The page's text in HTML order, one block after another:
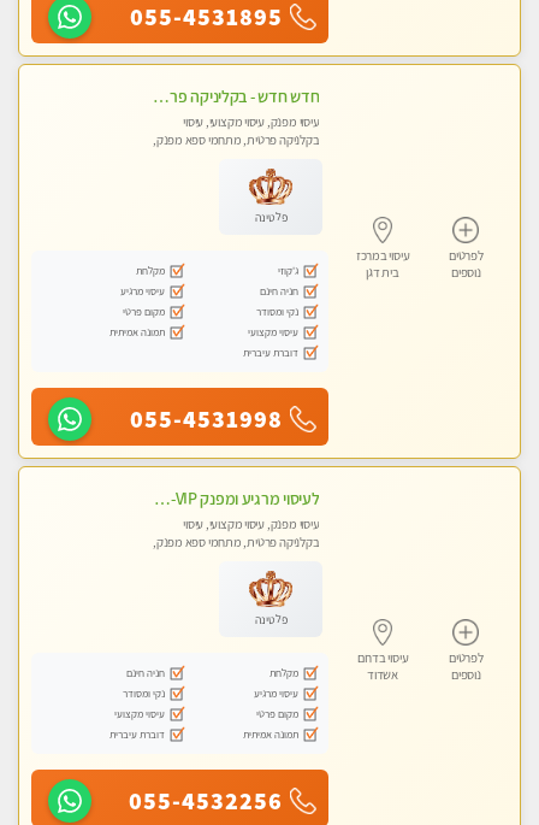
055-4531895
לפרטים
נוספים
עיסוי במרכז
בית דגן
חדש חדש - בקליניקה פרטית בבת ים עיסוי לחידוש אנרגיות עיסוי מקצועי מומלץ מאוד ללא מין !!
עיסוי מפנק, עיסוי מקצועי, עיסוי
בקלניקה פרטית, מתחמי ספא מפנק,
פלטינה
ג'קוזי
מקלחת
חניה חינם
עיסוי מרגיע
נקי ומסודר
מקום פרטי
עיסוי מקצועי
תמונה אמיתית
דוברת עיברית
055-4531998
לפרטים
נוספים
עיסוי בדרום
אשדוד
לעיסוי מרגיע ומפנק VIP-מומלץ לחלוטין! פרטי! ​​​​​​ Highly recommended
עיסוי מפנק, עיסוי מקצועי, עיסוי
בקלניקה פרטית, מתחמי ספא מפנק,
טנטרה
פלטינה
מקלחת
חניה חינם
עיסוי מרגיע
נקי ומסודר
מקום פרטי
עיסוי מקצועי
תמונה אמיתית
דוברת עיברית
055-4532256